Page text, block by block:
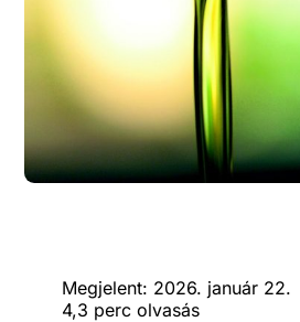
Megjelent: 2026. január 22.
4,3 perc olvasás